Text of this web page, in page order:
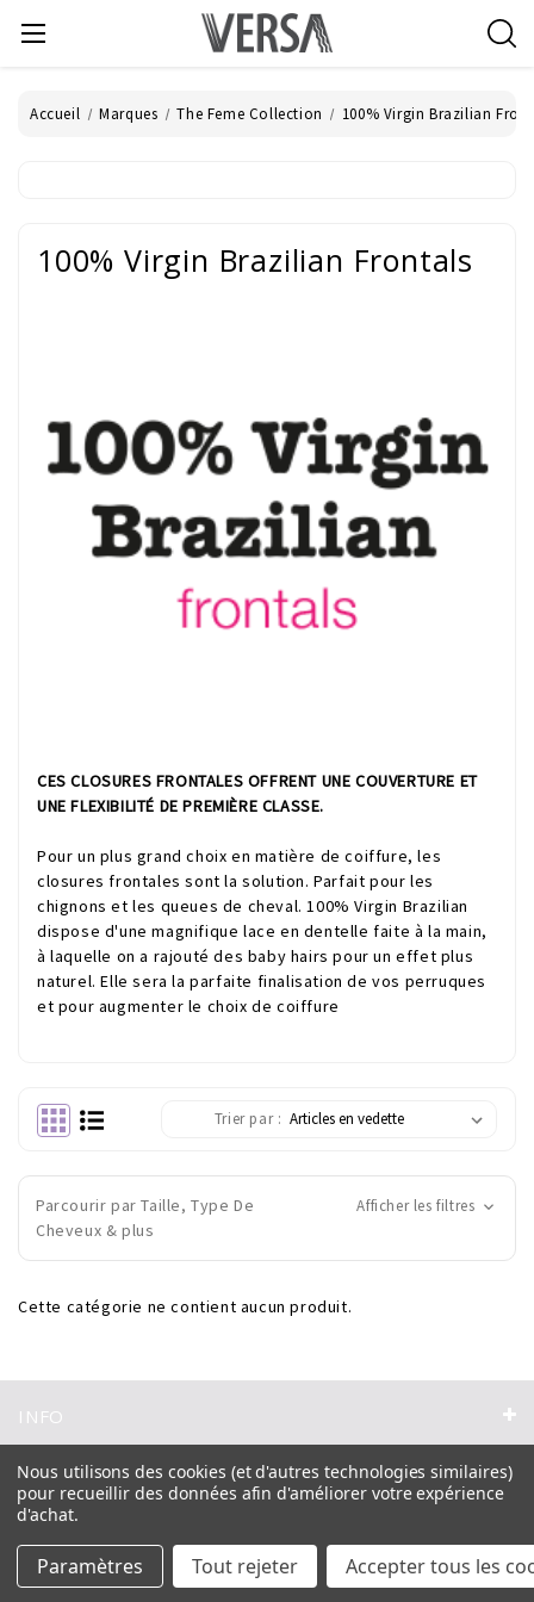
Accueil Marques The Feme Collection 100% Virgin Brazilian
100% Virgin Brazilian Frontals
CES CLOSURES FRONTALES OFFRENT UNE COUVERTURE ET
UNE FLEXIBILITÉ DE PREMIÈRE CLASSE.
Pour un plus grand choix en matière de coiffure, les
closures frontales sont la solution. Parfait pour les
chignons et les queues de cheval. 100% Virgin Brazilian
dispose d'une magnifique lace en dentelle faite à la main,
à laquelle on a rajouté des baby hairs pour un effet plus
naturel. Elle sera la parfaite finalisation de vos perruques
et pour augmenter le choix de coiffure
Trier par :
Parcourir par Taille, Type De
Cheveux & plus
Afficher les filtres
Cette catégorie ne contient aucun produit.
INFO
PARCOURIR
Special Offer Nouveaux Produits Tresses
Postiches
Tissages
Perruques Accessoires
Marques
Nous utilisons des cookies (et d'autres technologies similaires)
pour recueillir des données afin d'améliorer votre expérience
d'achat.
Paramètres Tout rejeter Accepter tous les